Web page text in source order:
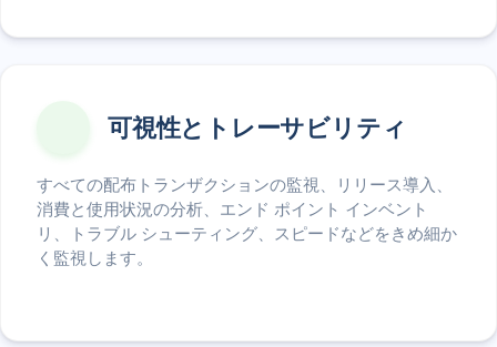
可視性とトレーサビリティ
すべての配布トランザクションの監視、リリース導入、
消費と使用状況の分析、エンド ポイント インベント
リ、トラブル シューティング、スピードなどをきめ細か
く監視します。